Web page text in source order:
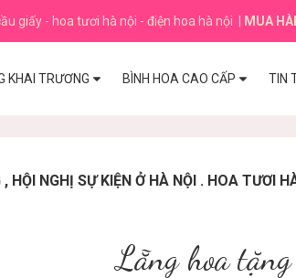
giấy - hoa tươi hà nội - điện hoa hà nội MUA
KHAI TRƯƠNG BÌNH HOA CAO CẤP TIN
NGHỊ SỰ KIỆN Ở HÀ NỘI . HOA TƯƠI
Lẵng hoa